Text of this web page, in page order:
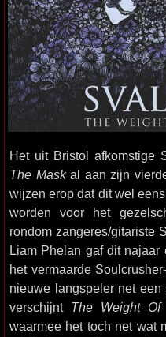
Het uit Bristol afkomstige
The Maskal aan zijn
wijzen erop dat dit wel
worden voor het
rondom zangeres/gitariste
Liam Phelan gaf dit najaar
het vermaarde
nieuwe langspeler net
verschijnt The Weight Of
waarmee het toch net wat